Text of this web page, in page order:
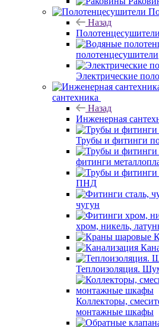
Назад
Полотенцесушители
полотенцесушители
Электрические
сантехника
Назад
Инженерная
Трубы и фитинги
фитинги
ПНД
чугун
хром, никель,
Теплоизоляция.
Коллекторы,
монтажные шкафы